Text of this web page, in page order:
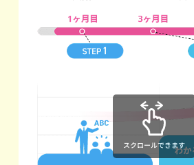
スクロールできます